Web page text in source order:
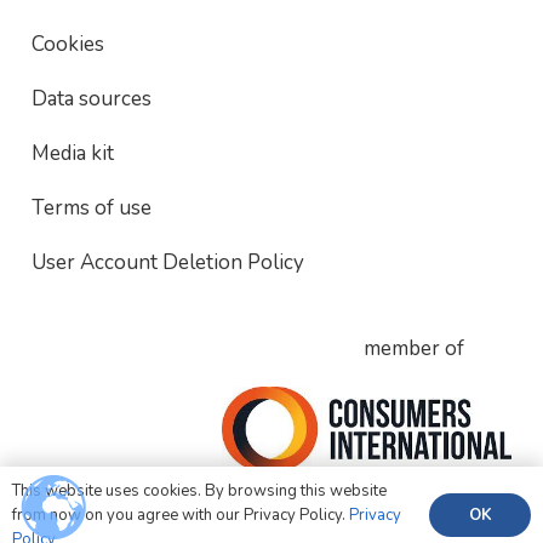
Cookies
Data sources
Media kit
Terms of use
User Account Deletion Policy
member of
This website uses cookies. By browsing this website
from now on you agree with our Privacy Policy. Privacy
OK